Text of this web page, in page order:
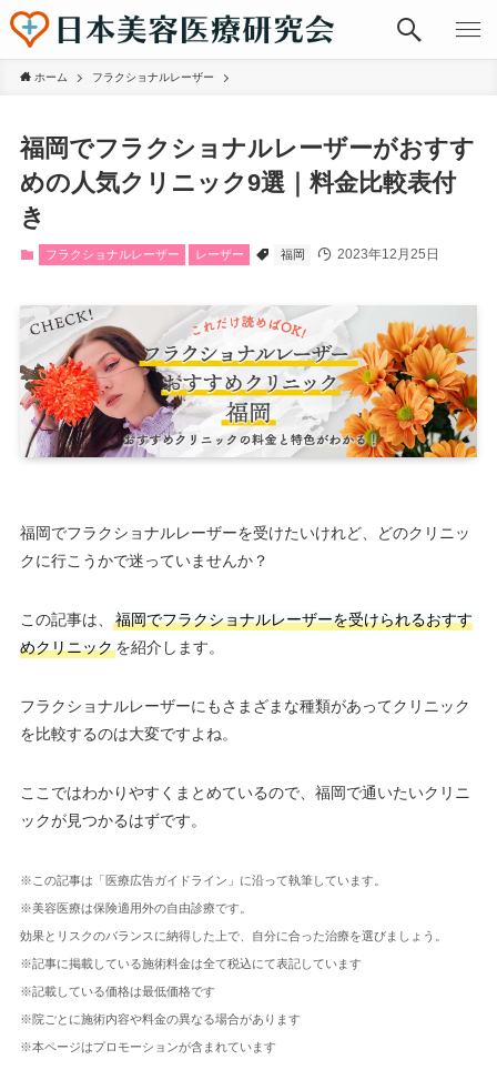
ホーム フラクショナルレーザー
福岡でフラクショナルレーザーがおすす
めの人気クリニック9選｜料金比較表付
き
フラクショナルレーザー レーザー 福岡 2023年12月25日
福岡でフラクショナルレーザーを受けたいけれど、どのクリニッ
クに行こうかで迷っていませんか？
この記事は、
福岡でフラクショナルレーザーを受けられるおすす
めクリニックを紹介します。
フラクショナルレーザーにもさまざまな種類があってクリニック
を比較するのは大変ですよね。
ここではわかりやすくまとめているので、福岡で通いたいクリニ
ックが見つかるはずです。
※この記事は「医療広告ガイドライン」に沿って執筆しています。
※美容医療は保険適用外の自由診療です。
効果とリスクのバランスに納得した上で、自分に合った治療を選びましょう。
※記事に掲載している施術料金は全て税込にて表記しています
※記載している価格は最低価格です
※院ごとに施術内容や料金の異なる場合があります
※本ページはプロモーションが含まれています